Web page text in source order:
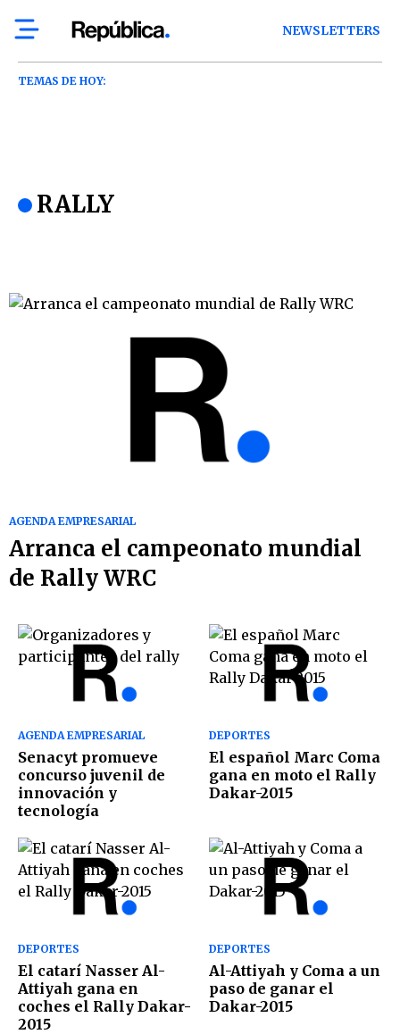
NEWSLETTERS
TEMAS DE HOY:
RALLY
AGENDA EMPRESARIAL
Arranca el campeonato mundial
de Rally WRC
AGENDA EMPRESARIAL
Senacyt promueve
concurso juvenil de
innovación y
tecnología
DEPORTES
El español Marc Coma
gana en moto el Rally
Dakar-2015
DEPORTES
El catarí Nasser Al-
Attiyah gana en
coches el Rally Dakar-
2015
DEPORTES
Al-Attiyah y Coma a un
paso de ganar el
Dakar-2015